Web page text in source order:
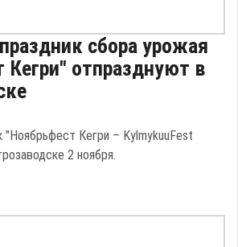
сбора урожая
Кегри" отпразднуют в
"Ноябрьфест Кегри – KylmykuuFest
2 ноября.